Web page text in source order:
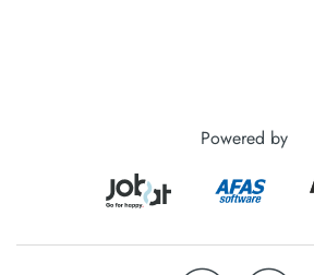
Powered by